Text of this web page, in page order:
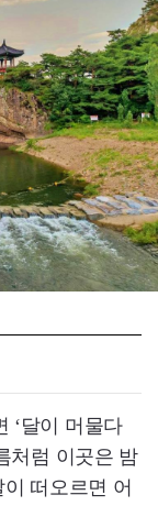
‘달이 머물다
처럼 이곳은 밤
떠오르면 어